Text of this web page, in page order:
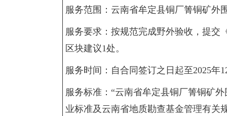
服务范围：云南省牟定县铜厂箐铜矿外
服务要求：按规范完成野外验收，提交
区块建议1处。
服务时间：自合同签订之日起至2025年
服务标准：“云南省牟定县铜厂箐铜矿
业标准及云南省地质勘查基金管理有关